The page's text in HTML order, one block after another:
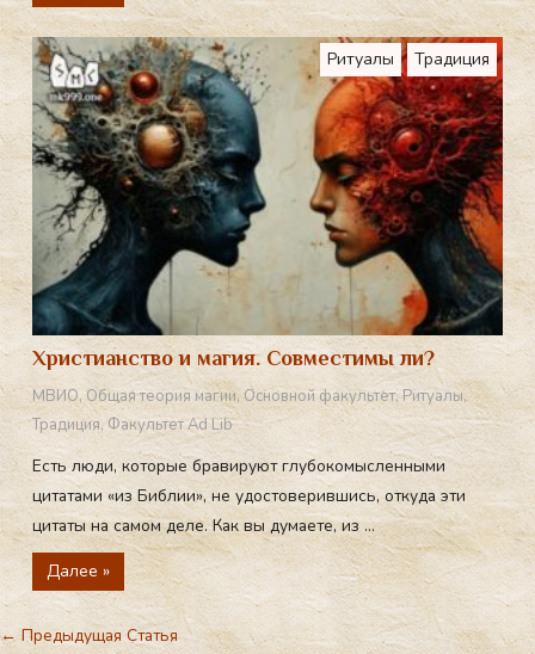
Ритуалы Традиция
Христианство и магия. Совместимы ли?
МВИО, Общая теория магии,Основной факультет,Ритуалы,
Традиция,Факультет Ad Lib
Есть люди, которые бравируют глубокомысленными
цитатами «из Библии», не удостоверившись, откуда эти
цитаты на самом деле. Как вы думаете, из ...
Далее »
←Предыдущая Статья